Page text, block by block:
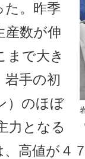
た。昨季
産数が伸
まで大き
岩手の初
）のほぼ
力となる
高値が４